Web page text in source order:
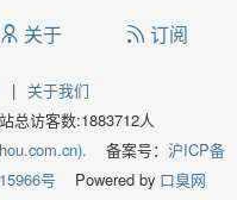
关于 订阅
|
关于我们
总访客数:1883712人
备案号： 沪ICP备
号 Powered by 口臭网